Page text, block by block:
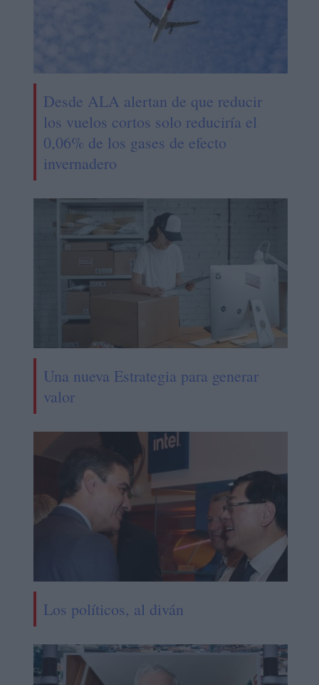
Desde ALA alertan de que reducir
los vuelos cortos solo reduciría el
0,06% de los gases de efecto
invernadero
Una nueva Estrategia para generar
valor
Los políticos, al diván